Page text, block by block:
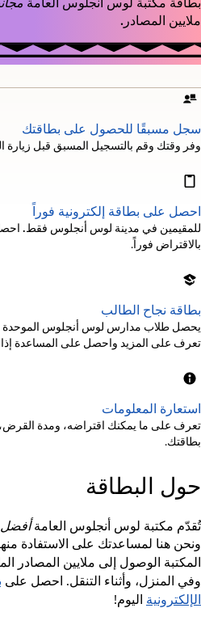
ملايين المصادر.
سجل مسبقًا للحصول على بطاقتك
وفر وقتك وقم بالتسجيل المسبق قبل زيارة
احصل على بطاقة إلكترونية فوراً
للمقيمين في مدينة لوس أنجلوس فقط.
بالاقتراض فوراً.
بطاقة نجاح الطالب
يحصل طلاب مدارس لوس أنجلوس الموحدة
تعرف على المزيد واحصل على المساعدة
استعارة المعلومات
تعرف على ما يمكنك اقتراضه، ومدة القرض،
بطاقتك.
حول البطاقة
تُقدّم مكتبة لوس أنجلوس العامةأفضل
ونحن هنا لمساعدتك على الاستفادة
المكتبة الوصول إلى ملايين المصادر
وفي المنزل، وأثناء التنقل. احصل على
الإلكترونية اليوم!